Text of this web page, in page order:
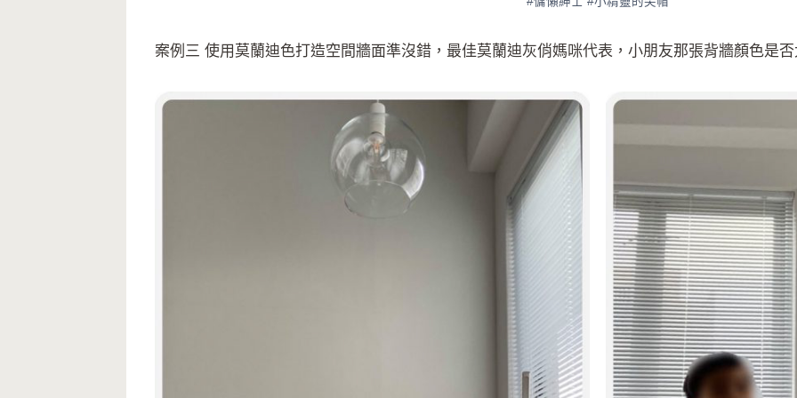
案例三 使用莫蘭迪色打造空間牆面準沒錯，最佳莫蘭迪灰俏媽咪代表，小朋友那張背牆顏色是